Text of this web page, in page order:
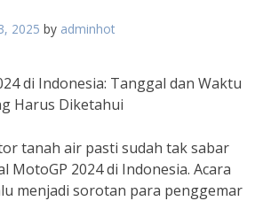
2025 by adminhot
di Indonesia: Tanggal dan Waktu
Harus Diketahui
tanah air pasti sudah tak sabar
MotoGP 2024 di Indonesia. Acara
menjadi sorotan para penggemar